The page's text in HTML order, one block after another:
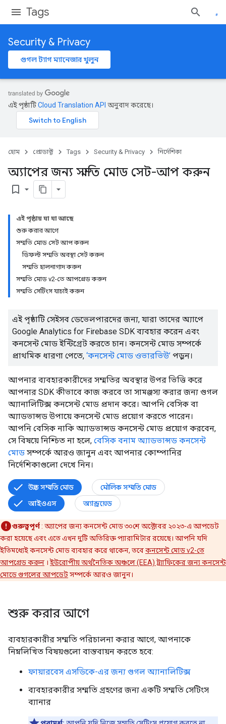
Tags
Security & Privacy
গুগল ট্যাগ ম্যানেজার খুলুন
এই পৃষ্ঠাটিCloud Translation API অনুবাদ করেছে।
হোম প্রোডাক্ট Tags Security & Privacy নির্দেশিকা
অ্যাপের জন্য সম্মতি মোড সেট-আপ করুন
bookmark_border
এই পৃষ্ঠায় যা যা আছে
শুরু করার আগে
সম্মতি মোড সেট আপ করুন
ডিফল্ট সম্মতি অবস্থা সেট করুন
সম্মতি হালনাগাদ করুন
সম্মতি মোড v2-তে আপগ্রেড করুন
সম্মতি সেটিংস যাচাই করুন
এই পৃষ্ঠাটি সেইসব ডেভেলপারদের জন্য, যারা তাদের অ্যাপে
Google Analytics for Firebase SDK ব্যবহার করেন এবং
কনসেন্ট মোড ইন্টিগ্রেট করতে চান। কনসেন্ট মোড সম্পর্কে
প্রাথমিক ধারণা পেতে, ‘কনসেন্ট মোড ওভারভিউ’ পড়ুন।
আপনার ব্যবহারকারীদের সম্মতির অবস্থার উপর ভিত্তি করে
আপনার SDK কীভাবে কাজ করবে তা সামঞ্জস্য করার জন্য গুগল
অ্যানালিটিক্স কনসেন্ট মোড প্রদান করে। আপনি বেসিক বা
অ্যাডভান্সড উপায়ে কনসেন্ট মোড প্রয়োগ করতে পারেন।
আপনি বেসিক নাকি অ্যাডভান্সড কনসেন্ট মোড প্রয়োগ করবেন,
সে বিষয়ে নিশ্চিত না হলে, বেসিক বনাম অ্যাডভান্সড কনসেন্ট
মোড সম্পর্কে আরও জানুন এবং আপনার কোম্পানির
নির্দেশিকাগুলো দেখে নিন।
উন্নত সম্মতি মোড
মৌলিক সম্মতি মোড
আইওএস
অ্যান্ড্রয়েড
গুরুত্বপূর্ণ: অ্যাপের জন্য কনসেন্ট মোড ৩০শে অক্টোবর ২০২৩-এ আপডেট
করা হয়েছে এবং এতে এখন দুটি অতিরিক্ত প্যারামিটার রয়েছে। আপনি যদি
ইতিমধ্যেই কনসেন্ট মোড ব্যবহার করে থাকেন, তবেকনসেন্ট মোড v2-তে
আপগ্রেড করুন ।ইউরোপীয় অর্থনৈতিক অঞ্চলে (EEA) ট্র্যাফিকের জন্য কনসেন্ট
মোডে গুগলের আপডেটসম্পর্কে আরও জানুন।
শুরু করার আগে
ব্যবহারকারীর সম্মতি পরিচালনা করার আগে, আপনাকে
নিম্নলিখিত বিষয়গুলো বাস্তবায়ন করতে হবে:
ফায়ারবেস এসডিকে-এর জন্য গুগল অ্যানালিটিক্স
ব্যবহারকারীর সম্মতি গ্রহণের জন্য একটি সম্মতি সেটিংস
ব্যানার